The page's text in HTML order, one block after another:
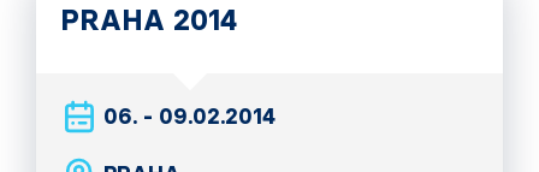
PRAHA 2014
06. - 09.02.2014